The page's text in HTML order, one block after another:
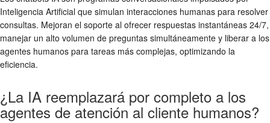
Inteligencia Artificial que simulan interacciones humanas para resolver
consultas. Mejoran el soporte al ofrecer respuestas instantáneas 24/7,
manejar un alto volumen de preguntas simultáneamente y liberar a los
agentes humanos para tareas más complejas, optimizando la
eficiencia.
¿La IA reemplazará por completo a los
agentes de atención al cliente humanos?